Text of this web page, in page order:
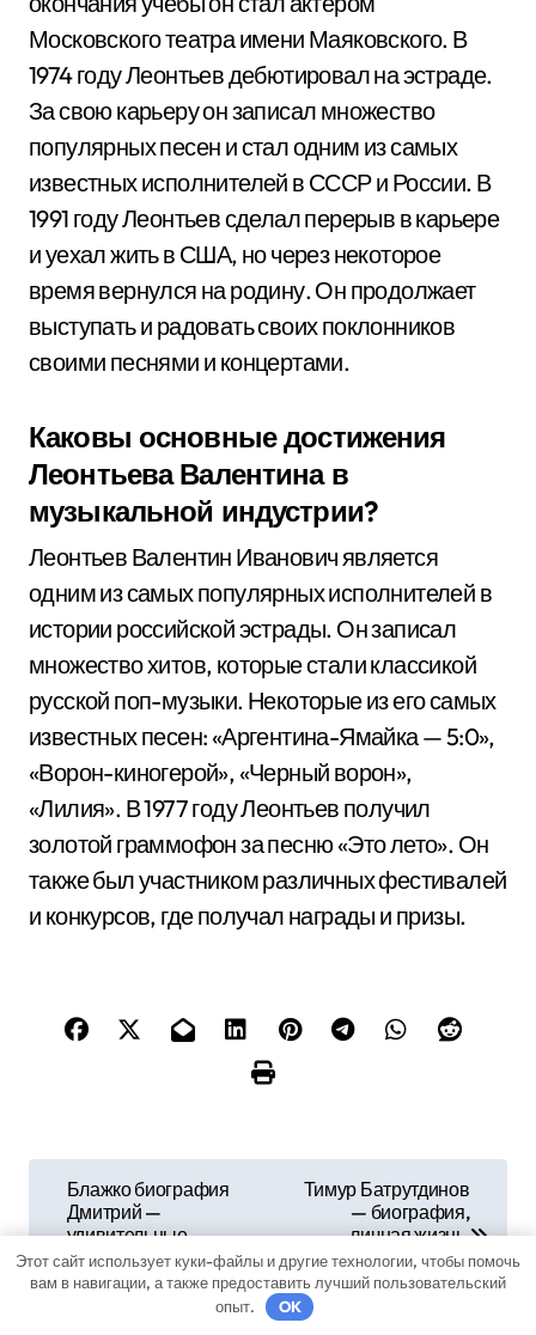
Московского театра имени Маяковского. В
1974 году Леонтьев дебютировал на эстраде.
За свою карьеру он записал множество
популярных песен и стал одним из самых
известных исполнителей в СССР и России. В
1991 году Леонтьев сделал перерыв в карьере
и уехал жить в США, но через некоторое
время вернулся на родину. Он продолжает
выступать и радовать своих поклонников
своими песнями и концертами.
Каковы основные достижения
Леонтьева Валентина в
музыкальной индустрии?
Леонтьев Валентин Иванович является
одним из самых популярных исполнителей в
истории российской эстрады. Он записал
множество хитов, которые стали классикой
русской поп-музыки. Некоторые из его самых
известных песен: «Аргентина-Ямайка — 5:0»,
«Ворон-киногерой», «Черный ворон»,
«Лилия». В 1977 году Леонтьев получил
золотой граммофон за песню «Это лето». Он
также был участником различных фестивалей
и конкурсов, где получал награды и призы.
а
в
Блажко биография
Дмитрий —
удивительные
подробности из
жизни мужчины,
который стал героем
Тимур Батрутдинов
— биография,
личная жизнь,
успехы и трудности в
карьере комика
Этот сайт использует куки-файлы и другие технологии, чтобы помочь
вам в навигации, а также предоставить лучший пользовательский
опыт.
OK